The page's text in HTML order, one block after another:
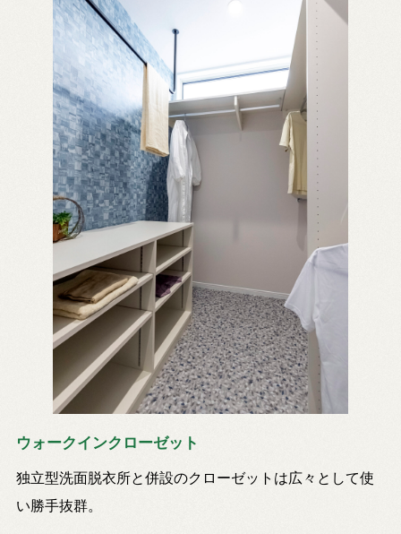
ウォークインクローゼット
独立型洗面脱衣所と併設のクローゼットは広々として使
い勝手抜群。